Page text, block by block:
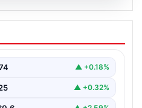
İletişimin Seviyeli
Deneyimi
ifade etmektedir. ▲ +0.18%
▲ +0.32%